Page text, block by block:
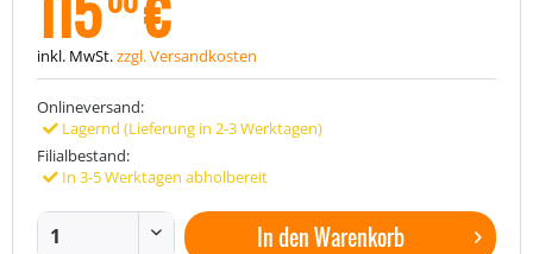
inkl. MwSt.zzgl. Versandkosten
Onlineversand:
Lagernd (Lieferung in 2-3 Werktagen)
Filialbestand:
In 3-5 Werktagen abholbereit
In denWarenkorb